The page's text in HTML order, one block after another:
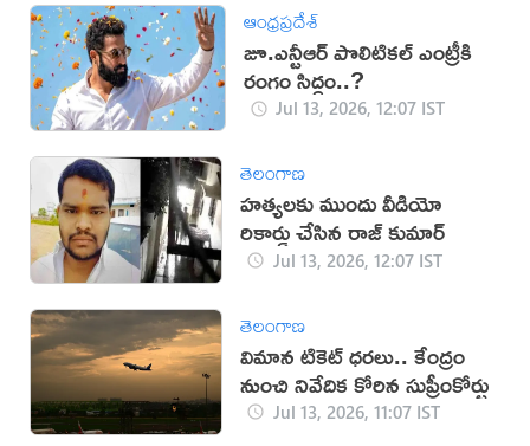
ఆంధ్రప్రదేశ్
జూ.ఎన్టీఆర్‌ పొలిటికల్‌ ఎంట్రీకి
రంగం సిద్ధం..?
Jul 13, 2026, 12:07 IST
తెలంగాణ
హత్యలకు ముందు వీడియో
రికార్డు చేసిన రాజ్ కుమార్
Jul 13, 2026, 12:07 IST
తెలంగాణ
విమాన టికెట్‌ ధరలు.. కేంద్రం
నుంచి నివేదిక కోరిన సుప్రీంకోర్టు
Jul 13, 2026, 11:07 IST